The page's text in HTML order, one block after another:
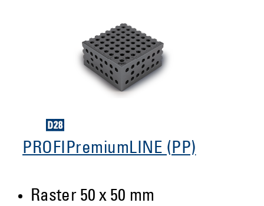
PROFIPremiumLINE (PP)
Raster 50 x 50 mm